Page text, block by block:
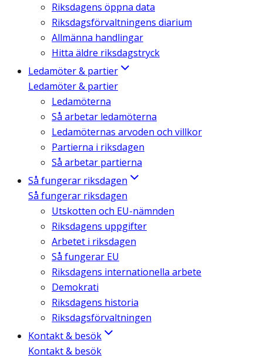
Riksdagens öppna data
Riksdagsförvaltningens diarium
Allmänna handlingar
Hitta äldre riksdagstryck
Ledamöter & partier
Ledamöter & partier
Ledamöterna
Så arbetar ledamöterna
Ledamöternas arvoden och villkor
Partierna i riksdagen
Så arbetar partierna
Så fungerar riksdagen
Så fungerar riksdagen
Utskotten och EU-nämnden
Riksdagens uppgifter
Arbetet i riksdagen
Så fungerar EU
Riksdagens internationella arbete
Demokrati
Riksdagens historia
Riksdagsförvaltningen
Kontakt & besök
Kontakt & besök